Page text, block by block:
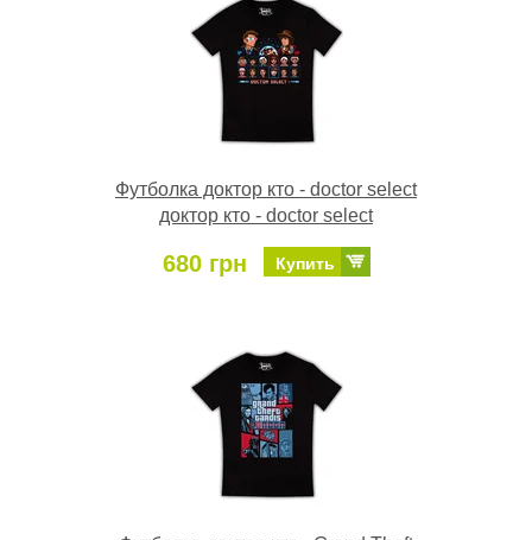
Футболка доктор кто - doctor select
доктор кто - doctor select
680 грн Купить